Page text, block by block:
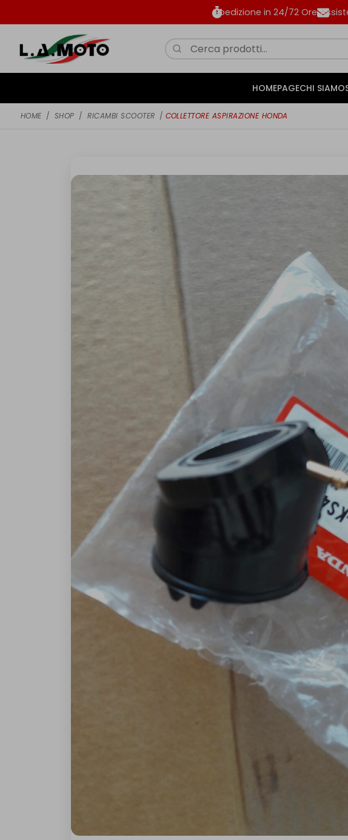
Spedizione in 24/72 Ore
HOMEPAGECHI SIAMO
HOME / SHOP / RICAMBI SCOOTER / COLLETTORE ASPIRAZIONE HONDA